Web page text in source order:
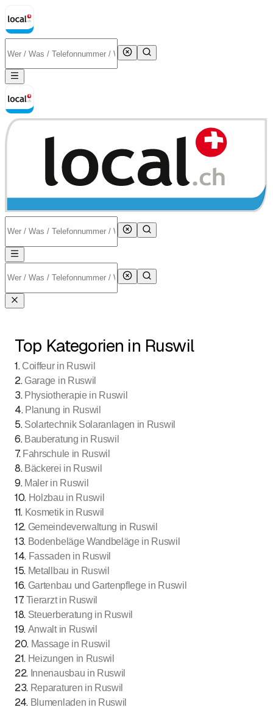
Top Kategorien in Ruswil
1. Coiffeur in Ruswil
2. Garage in Ruswil
3. Physiotherapie in Ruswil
4. Planung in Ruswil
5. Solartechnik Solaranlagen in Ruswil
6. Bauberatung in Ruswil
7. Fahrschule in Ruswil
8. Bäckerei in Ruswil
9. Maler in Ruswil
10. Holzbau in Ruswil
11. Kosmetik in Ruswil
12. Gemeindeverwaltung in Ruswil
13. Bodenbeläge Wandbeläge in Ruswil
14. Fassaden in Ruswil
15. Metallbau in Ruswil
16. Gartenbau und Gartenpflege in Ruswil
17. Tierarzt in Ruswil
18. Steuerberatung in Ruswil
19. Anwalt in Ruswil
20. Massage in Ruswil
21. Heizungen in Ruswil
22. Innenausbau in Ruswil
23. Reparaturen in Ruswil
24. Blumenladen in Ruswil